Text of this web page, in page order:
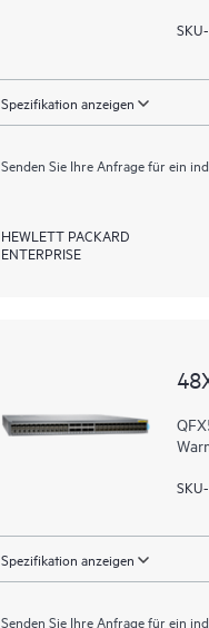
Spezifikation anzeigen
Senden Sie Ihre Anfrage für ein
HEWLETT PACKARD
ENTERPRISE
Spezifikation anzeigen
Senden Sie Ihre Anfrage für ein